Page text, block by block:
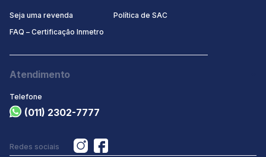
Seja uma revenda
FAQ – Certificação Inmetro
Política de SAC
Atendimento
Telefone
(011) 2302-7777
Redes sociais